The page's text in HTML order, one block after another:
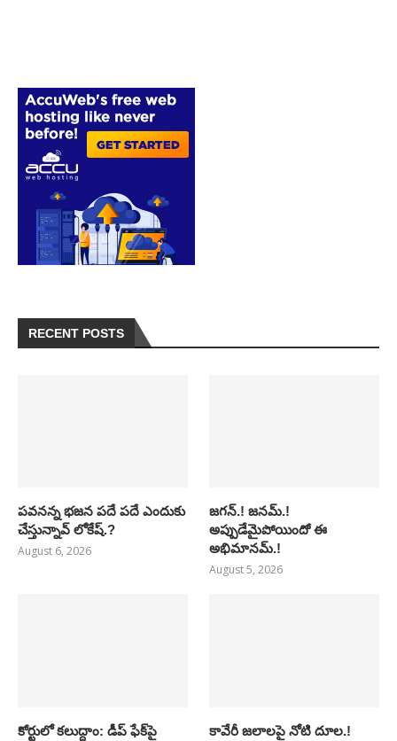
RECENT POSTS
పవనన్న భజన పదే పదే ఎందుకు
చేస్తున్నావ్ లోకేష్.?
August 6, 2026
జగన్.! జనమ్.!
అప్పుడేమైపోయిందో ఈ
అభిమానమ్.!
August 5, 2026
కోర్టులో కలుద్దాం: డీప్ ఫేక్‌పై
కావేరీ జలాలపై నోటి దూల.!